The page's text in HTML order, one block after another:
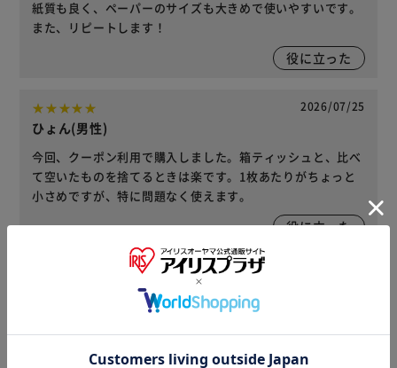
紙質も良く、ペーパーのサイズも大きめで使いやすいです。
また、リピートします！
役に立った
2026/07/25
ひょん(男性)
今回、クーポン利用で購入しました。箱ティッシュと、比べ
て空いたものを捨てるときは楽です。1枚あたりがちょっと
小さめですが、特に問題なく使えます。
役に立った